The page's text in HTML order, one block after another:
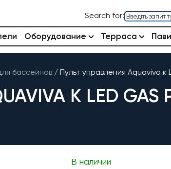
Search for:
Оборудование Терраса
бассейнов / Пульт управления Aquaviva к
К LED GAS
В наличии